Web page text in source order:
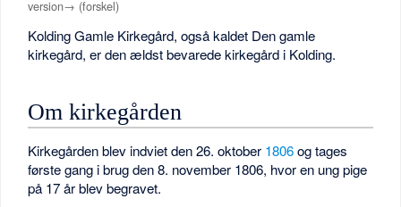
version→ (forskel)
Kolding Gamle Kirkegård, også kaldet Den gamle
kirkegård, er den ældst bevarede kirkegård i Kolding.
Om kirkegården
Kirkegården blev indviet den 26. oktober 1806og tages
første gang i brug den 8. november 1806, hvor en ung pige
på 17 år blev begravet.